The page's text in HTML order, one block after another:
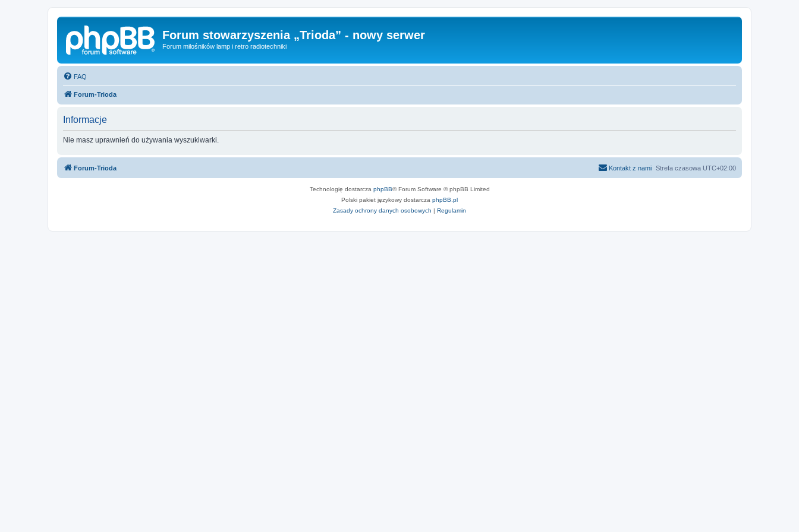
Forum stowarzyszenia „Trioda” - nowy serwer
Forum miłośników lamp i retro radiotechniki
FAQ
Forum-Trioda
Informacje
Nie masz uprawnień do używania wyszukiwarki.
Forum-Trioda Strefa czasowa UTC+02:00
Kontakt z nami
Technologię dostarcza phpBB® Forum Software © phpBB Limited
Polski pakiet językowy dostarcza phpBB.pl
Zasady ochrony danych osobowych | Regulamin